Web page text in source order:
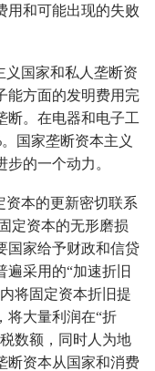
用和可能出现的失败
义国家和私人垄断资
能方面的发明费用完
断。在电器和电子工
国家垄断资本主义
的一个动力。
资本的更新密切联系
定资本的无形磨损
国家给予财政和信贷
采用的“加速折旧
将固定资本折旧提
将大量利润在“折
数额，同时人为地
断资本从国家和消费